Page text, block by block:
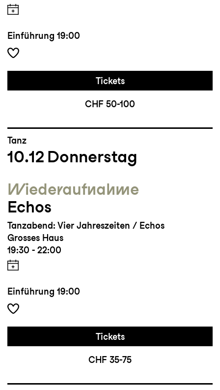
Einführung 19:00
Tickets
CHF 50-100
Tanz
10.12 Donnerstag
Wieder­aufnahme
Echos
Tanzabend: Vier Jahreszeiten / Echos
Grosses Haus
19:30 - 22:00
Einführung 19:00
Tickets
CHF 35-75